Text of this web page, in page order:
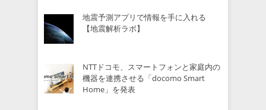
地震予測アプリで情報を手に入れる
【地震解析ラボ】
NTTドコモ、スマートフォンと家庭内の
機器を連携させる「docomo Smart
Home」を発表